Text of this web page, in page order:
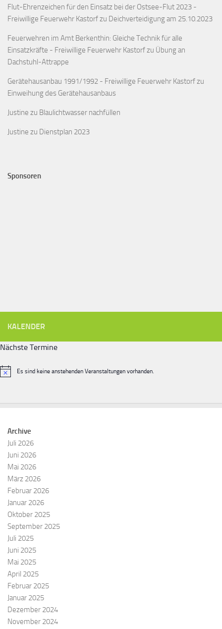
Flut-Ehrenzeichen für den Einsatz bei der Ostsee-Flut 2023 -
Freiwillige Feuerwehr Kastorfzu Deichverteidigung am 25.10.2023
Feuerwehren im Amt Berkenthin: Gleiche Technik für alle
Einsatzkräfte - Freiwillige Feuerwehr Kastorfzu Übung an
Dachstuhl-Attrappe
Gerätehausanbau 1991/1992 - Freiwillige Feuerwehr Kastorfzu
Einweihung des Gerätehausanbaus
Justine zu Blaulichtwasser nachfüllen
Justine zu Dienstplan 2023
Sponsoren
KALENDER
Nächste Termine
HinweisEs sind keine anstehenden Veranstaltungen vorhanden.
Archive
Juli 2026
Juni 2026
Mai 2026
März 2026
Februar 2026
Januar 2026
Oktober 2025
September 2025
Juli 2025
Juni 2025
Mai 2025
April 2025
Februar 2025
Januar 2025
Dezember 2024
November 2024